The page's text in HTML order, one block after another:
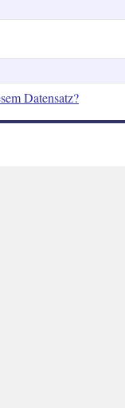
Datensatz?